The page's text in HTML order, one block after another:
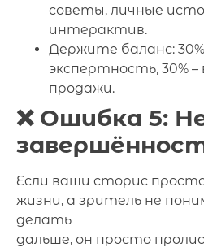
советы, личные
интерактив.
Держите баланс: 30%
экспертность, 30% –
продажи.
❌ Ошибка 5:
Если ваши сторис
жизни, а зритель не
делать
дальше, он просто